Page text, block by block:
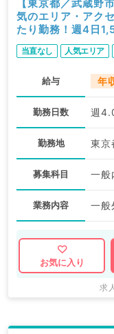
【東京都／武蔵
気のエリア・アク
たり勤務！週4日
当直なし 人気エリア
給与 年
勤務日数 週
勤務地 東京
募集科目
業務内容 一般
お気に入り
求